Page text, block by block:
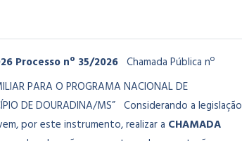
Processo nº 35/2026Chamada Pública nº
PARA O PROGRAMA NACIONAL DE
DE DOURADINA/MS” Considerando a legislação
por este instrumento, realizar a CHAMADA